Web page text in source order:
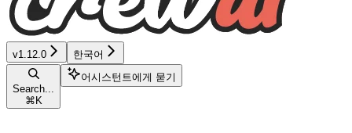
v1.12.0 한국어
Search...
⌘ K
어시스턴트에게 묻기